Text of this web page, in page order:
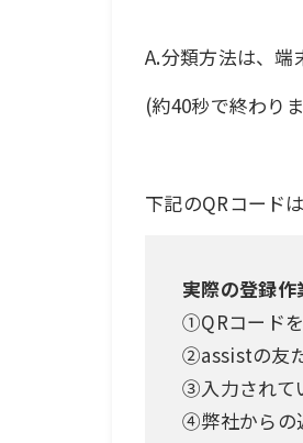
A.分類方法は、端
(約40秒で終わり
下記のQRコード
実際の登録作
①QRコードを
②assistの友
③入力されて
④弊社からの